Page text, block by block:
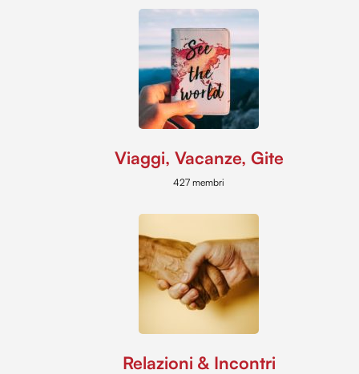
Viaggi, Vacanze, Gite
427 membri
Relazioni & Incontri